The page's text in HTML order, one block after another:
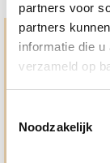
partners voor
partners
informatie die
verzameld op
Noodzakelijk
Hulp en
Jouw paard
allemaal voor
topkwaliteit,
"ouderwetse"